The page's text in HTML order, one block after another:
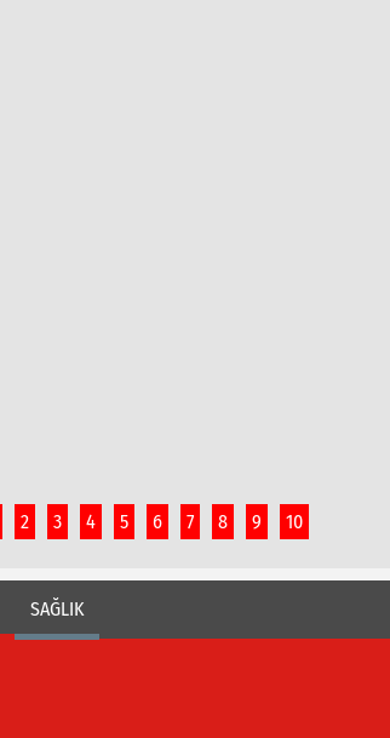
2 3 4 5 6 7 8 9 10
SAĞLIK